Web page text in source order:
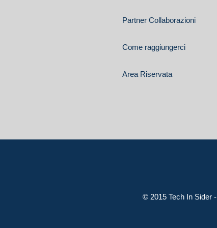
Partner Collaborazioni
Come raggiungerci
Area Riservata
© 2015 Tech In Sider -